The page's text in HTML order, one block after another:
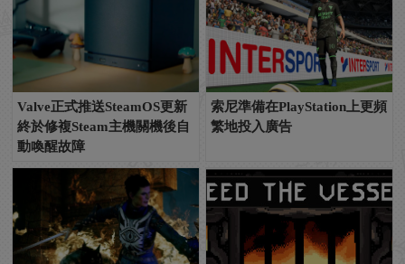
Valve正式推送SteamOS更新
終於修複Steam主機關機後自
動喚醒故障
索尼準備在PlayStation上更頻
繁地投入廣告